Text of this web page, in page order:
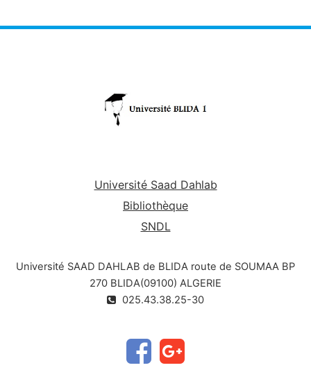
Université Saad Dahlab
Bibliothèque
SNDL
Université SAAD DAHLAB de BLIDA route de SOUMAA BP
270 BLIDA(09100) ALGERIE
025.43.38.25-30